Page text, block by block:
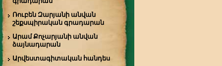
Ռուբեն Զարյանի անվան
շեքսպիրական գրադարան
Արամ Քոչարյանի անվան
ձայնադարան
Արվեստագիտական հանդես